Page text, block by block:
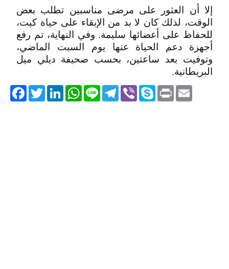
إلا أن العثور على مرضى مناسبين تطلب بعض
الوقت، لذلك كان لا بد من الإبقاء على حياة كيت،
للحفاظ على أعضائها سليمة. وفي النهاية، تم رفع
أجهزة دعم الحياة عنها يوم السبت الماضي،
وتوفيت بعد ساعتين، بحسب صحيفة ديلي ميل
البريطانية.
TwitterLinkedIn
WhatsApp Line
Telegram ViberSkype PrintEmail